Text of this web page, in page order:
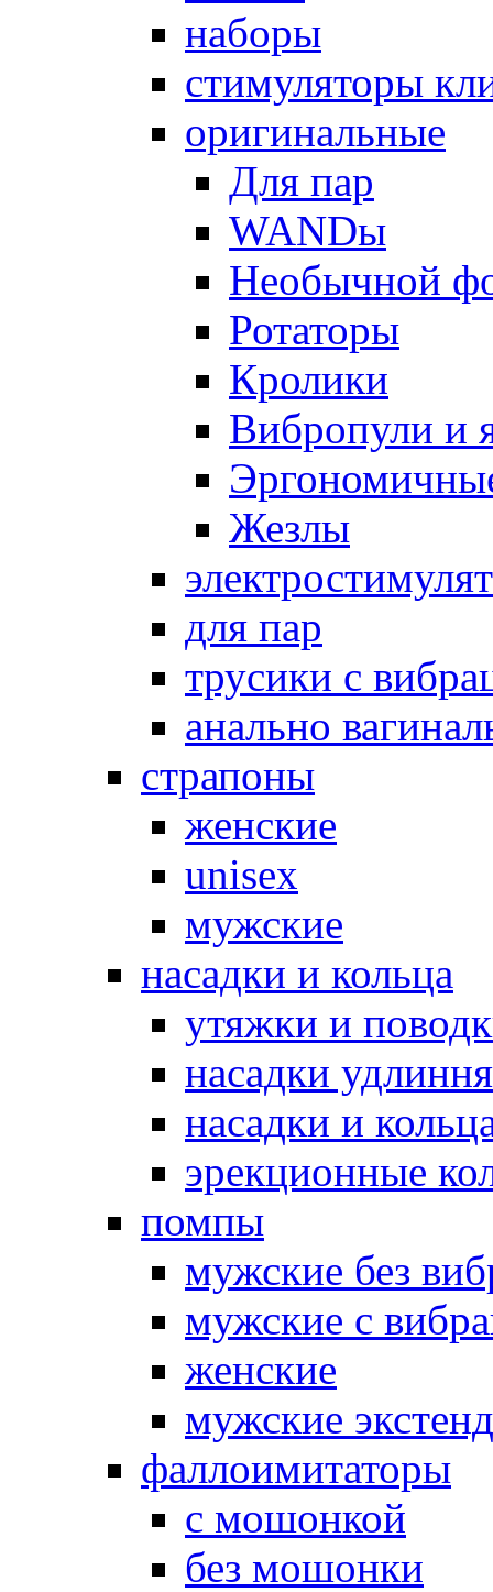
наборы
стимуляторы
оригинальные
Для пар
WANDы
Необычной
Ротаторы
Кролики
Вибропули и
Жезлы
для пар
трусики с
анально
страпоны
женские
unisex
мужские
насадки и кольца
утяжки и
насадки
насадки и
эрекционные
помпы
мужские без
мужские с
женские
мужские
фаллоимитаторы
с мошонкой
без мошонки